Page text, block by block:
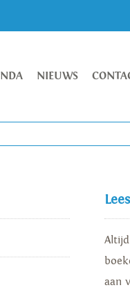
NIEUWS
aan